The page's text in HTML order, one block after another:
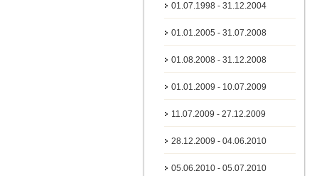
01.07.1998 - 31.12.2004
01.01.2005 - 31.07.2008
01.08.2008 - 31.12.2008
01.01.2009 - 10.07.2009
11.07.2009 - 27.12.2009
28.12.2009 - 04.06.2010
05.06.2010 - 05.07.2010